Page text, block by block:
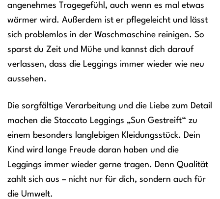
angenehmes Tragegefühl, auch wenn es mal etwas
wärmer wird. Außerdem ist er pflegeleicht und lässt
sich problemlos in der Waschmaschine reinigen. So
sparst du Zeit und Mühe und kannst dich darauf
verlassen, dass die Leggings immer wieder wie neu
aussehen.
Die sorgfältige Verarbeitung und die Liebe zum Detail
machen die Staccato Leggings „Sun Gestreift“ zu
einem besonders langlebigen Kleidungsstück. Dein
Kind wird lange Freude daran haben und die
Leggings immer wieder gerne tragen. Denn Qualität
zahlt sich aus – nicht nur für dich, sondern auch für
die Umwelt.